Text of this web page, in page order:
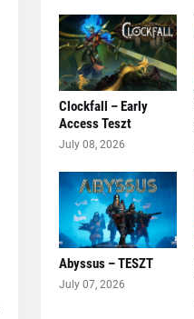
Clockfall – Early
Access Teszt
July 08, 2026
Abyssus – TESZT
July 07, 2026